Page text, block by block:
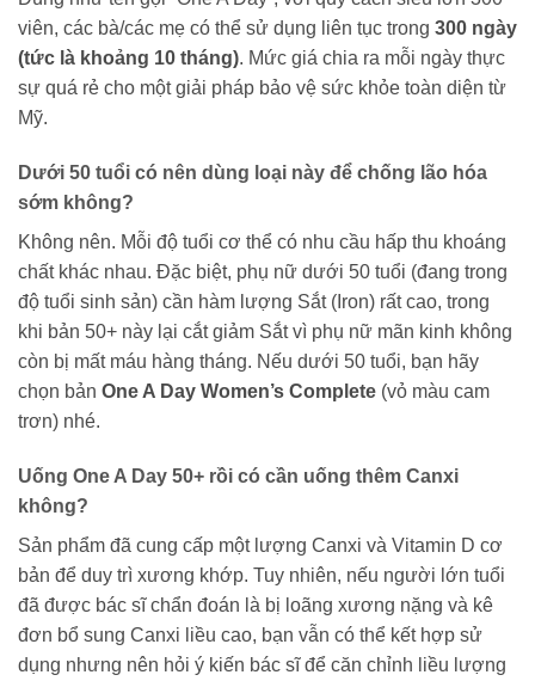
viên, các bà/các mẹ có thể sử dụng liên tục trong 300 ngày
(tức là khoảng 10 tháng). Mức giá chia ra mỗi ngày thực
sự quá rẻ cho một giải pháp bảo vệ sức khỏe toàn diện từ
Mỹ.
Dưới 50 tuổi có nên dùng loại này để chống lão hóa
sớm không?
Không nên. Mỗi độ tuổi cơ thể có nhu cầu hấp thu khoáng
chất khác nhau. Đặc biệt, phụ nữ dưới 50 tuổi (đang trong
độ tuổi sinh sản) cần hàm lượng Sắt (Iron) rất cao, trong
khi bản 50+ này lại cắt giảm Sắt vì phụ nữ mãn kinh không
còn bị mất máu hàng tháng. Nếu dưới 50 tuổi, bạn hãy
chọn bản One A Day Women’s Complete (vỏ màu cam
trơn) nhé.
Uống One A Day 50+ rồi có cần uống thêm Canxi
không?
Sản phẩm đã cung cấp một lượng Canxi và Vitamin D cơ
bản để duy trì xương khớp. Tuy nhiên, nếu người lớn tuổi
đã được bác sĩ chẩn đoán là bị loãng xương nặng và kê
đơn bổ sung Canxi liều cao, bạn vẫn có thể kết hợp sử
dụng nhưng nên hỏi ý kiến bác sĩ để căn chỉnh liều lượng